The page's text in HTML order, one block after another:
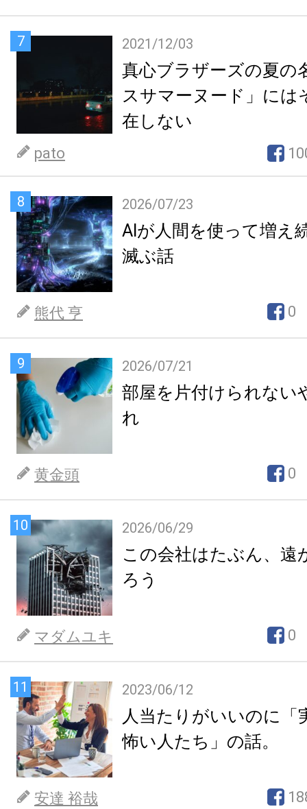
7 2021/12/03
真心ブラザーズの夏の
スサマーヌード」には
在しない
pato
8 2026/07/23
AIが人間を使って増え
滅ぶ話
熊代 亨 0
9 2026/07/21
部屋を片付けられない
れ
黄金頭 0
10 2026/06/29
この会社はたぶん、遠
ろう
マダムユキ 0
11 2023/06/12
人当たりがいいのに「
怖い人たち」の話。
安達 裕哉